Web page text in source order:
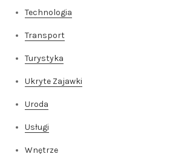
Technologia
Transport
Turystyka
Ukryte Zajawki
Uroda
Usługi
Wnętrze